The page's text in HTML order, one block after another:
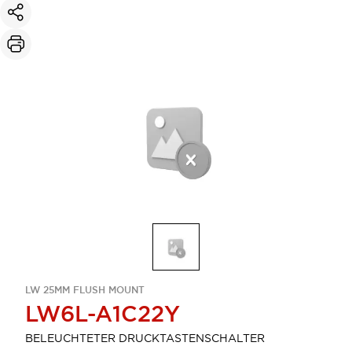
LW 25MM FLUSH MOUNT
LW6L-A1C22Y
BELEUCHTETER DRUCKTASTENSCHALTER